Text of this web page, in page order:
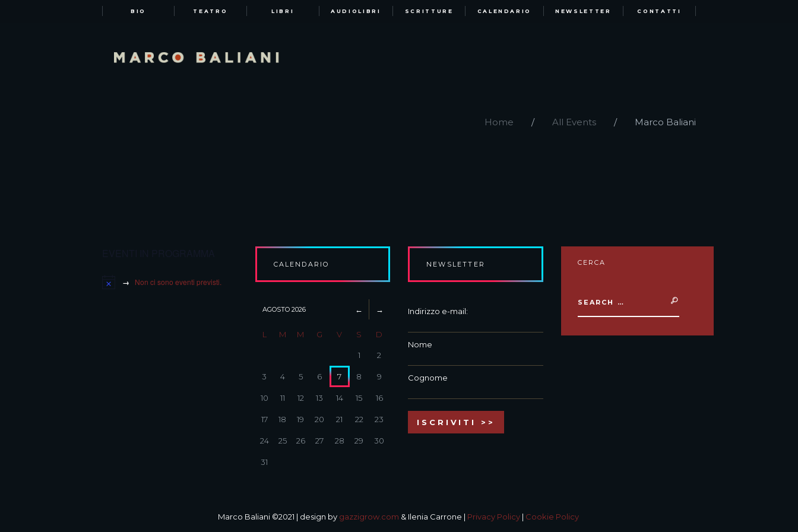
BIO TEATRO LIBRI AUDIOLIBRI SCRITTURE CALENDARIO NEWSLETTER CONTATTI
Home All Events Marco Baliani
Non ci sono eventi previsti.
CALENDARIO
AGOSTO 2026
L M M G V S D
1 2
3 4 5 6 7 8 9
10 11 12 13 14 15 16
17 18 19 20 21 22 23
24 25 26 27 28 29 30
31
NEWSLETTER
Indirizzo e-mail:
Nome
Cognome
CERCA
Marco Baliani ©2021 | design by gazzigrow.com & Ilenia Carrone | Privacy Policy| Cookie Policy